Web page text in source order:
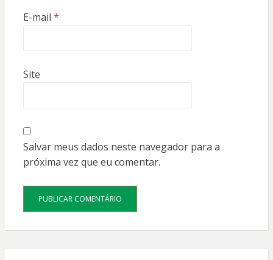
E-mail *
Site
Salvar meus dados neste navegador para a
próxima vez que eu comentar.